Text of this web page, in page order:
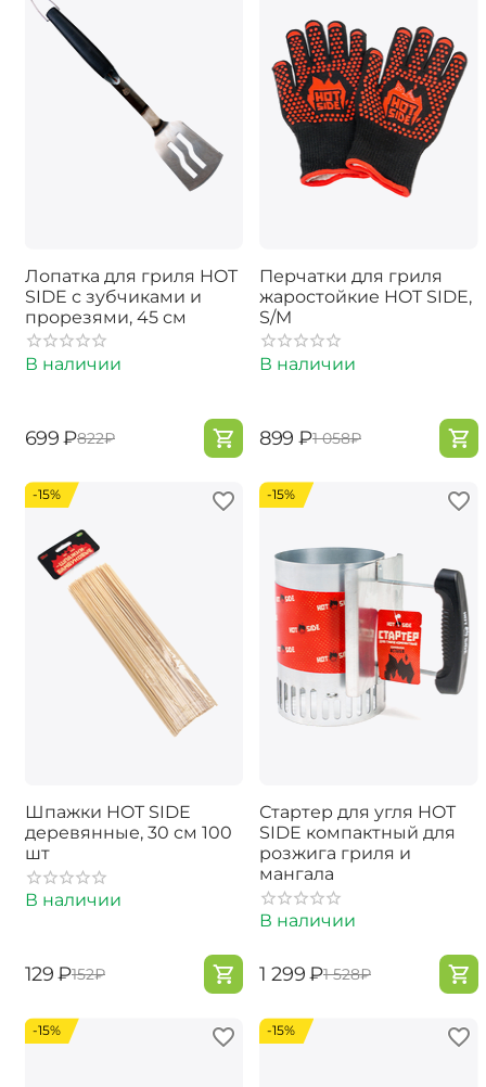
Лопатка для гриля HOT
SIDE с зубчиками и
прорезями, 45 см
В наличии
‍699‍ ₽‍822‍₽
Перчатки для гриля
жаростойкие HOT SIDE,
S/M
В наличии
‍899‍ ₽‍1 058‍₽
-15%
Шпажки HOT SIDE
деревянные, 30 см 100
шт
В наличии
‍129‍ ₽‍152‍₽
-15%
Стартер для угля HOT
SIDE компактный для
розжига гриля и
мангала
В наличии
‍1 299‍₽‍1 528‍₽
-15% -15%